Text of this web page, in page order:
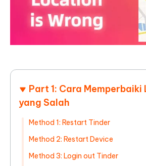
Part 1: Cara
yang Salah
Method 1: Restart Tinder
Method 2: Restart Device
Method 3: Login out Tinder